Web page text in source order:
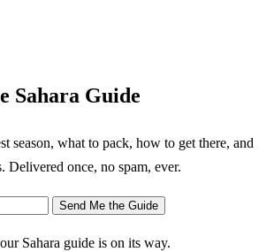
Sahara Guide
season, what to pack, how to get there, and
Delivered once, no spam, ever.
Send Me the Guide
Sahara guide is on its way.